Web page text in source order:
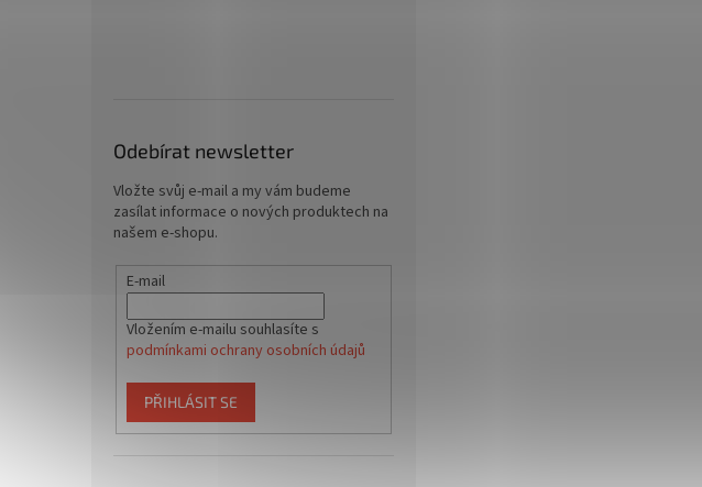
Odebírat newsletter
Vložte svůj e-mail a my vám budeme
zasílat informace o nových produktech na
našem e-shopu.
E-mail
Vložením e-mailu souhlasíte s
podmínkami ochrany osobních údajů
PŘIHLÁSIT SE